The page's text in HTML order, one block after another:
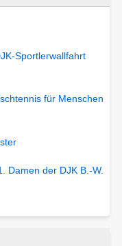
Sportlerwallfahrt
für Menschen
Damen der DJK B.-W.